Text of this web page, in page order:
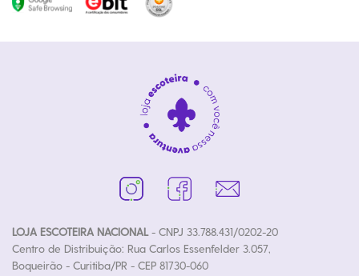
LOJA ESCOTEIRA NACIONAL- CNPJ 33.788.431/0202-20
Centro de Distribuição: Rua Carlos Essenfelder 3.057,
Boqueirão - Curitiba/PR - CEP 81730-060